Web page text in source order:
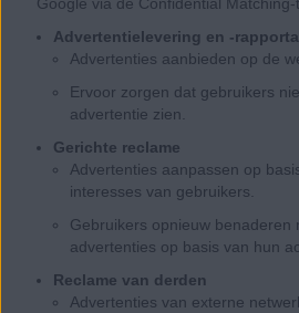
Advertentielevering en -
Advertenties aanbieden op de
Ervoor zorgen dat gebruikers
advertentie zien.
Gerichte reclame
Advertenties aanpassen op
interesses van gebruikers.
Gebruikers opnieuw benaderen
advertenties op basis van hun
Reclame van derden
Advertenties van externe